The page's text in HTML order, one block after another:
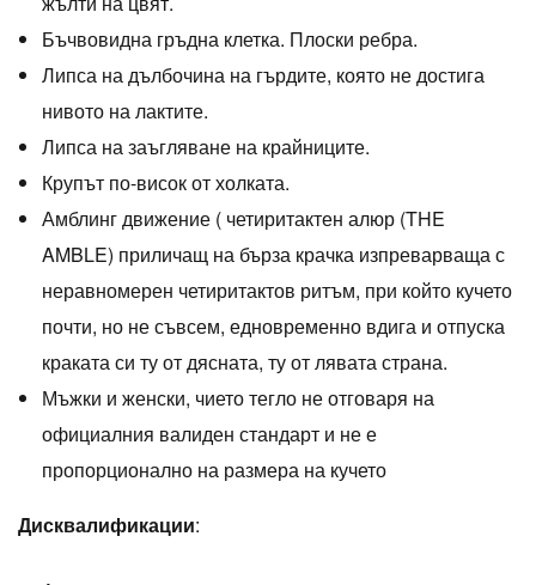
Бъчвовидна гръдна клетка. Плоски ребра.
Липса на дълбочина на гърдите, която не достига
нивото на лактите.
Липса на заъгляване на крайниците.
Крупът по-висок от холката.
Амблинг движение ( четиритактен алюр (THE
AMBLE) приличащ на бърза крачка изпреварваща с
неравномерен четиритактов ритъм, при който кучето
почти, но не съвсем, едновременно вдига и отпуска
краката си ту от дясната, ту от лявата страна.
Мъжки и женски, чието тегло не отговаря на
официалния валиден стандарт и не е
пропорционално на размера на кучето
Дисквалификации: